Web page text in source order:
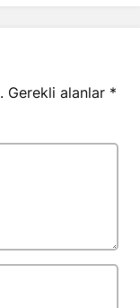
Gerekli alanlar *